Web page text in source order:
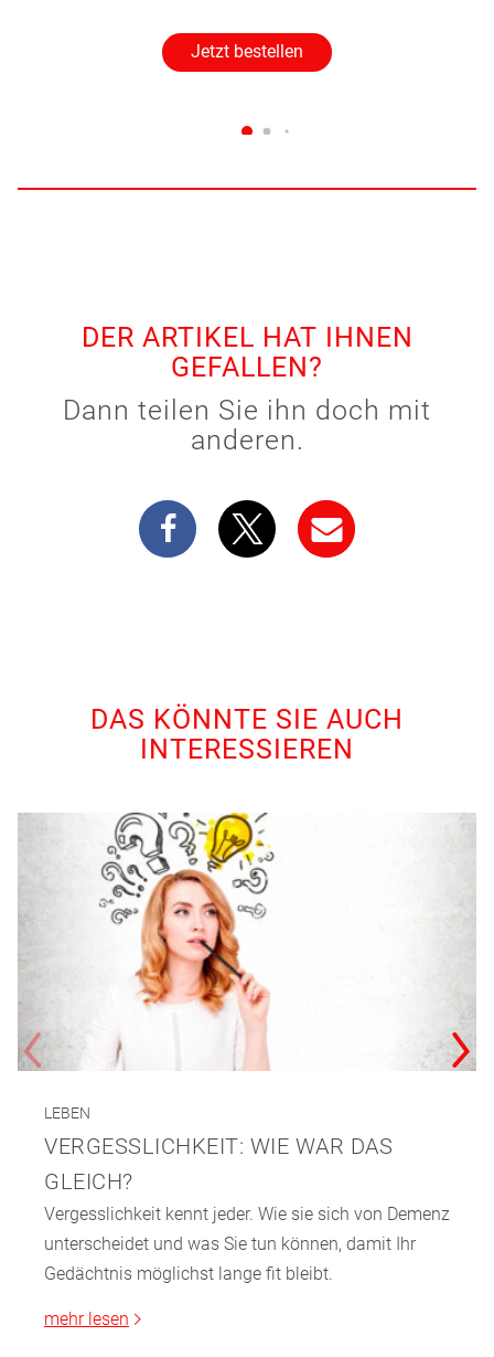
Jetzt bestellen
DER ARTIKEL HAT IHNEN
GEFALLEN?
Dann teilen Sie ihn doch mit
anderen.
DAS KÖNNTE SIE AUCH
INTERESSIEREN
LEBEN
VERGESSLICHKEIT: WIE WAR DAS
GLEICH?
Vergesslichkeit kennt jeder. Wie sie sich von Demenz
unterscheidet und was Sie tun können, damit Ihr
Gedächtnis möglichst lange fit bleibt.
mehr lesen